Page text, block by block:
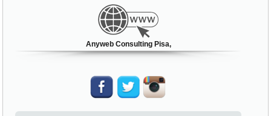
Anyweb Consulting Pisa,